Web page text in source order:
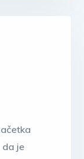
da je